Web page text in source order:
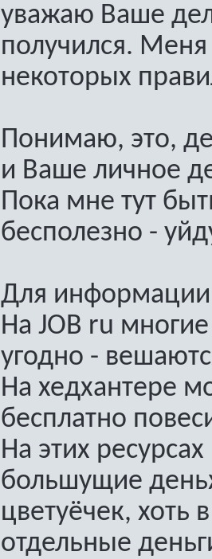
уважаю Ваше
получился.
некоторых
Понимаю, это,
и Ваше личное
Пока мне тут
бесполезно -
Для
На JOB ru
угодно -
На хедхантере
бесплатно
На этих
большущие
цветуёчек, хоть
отдельные